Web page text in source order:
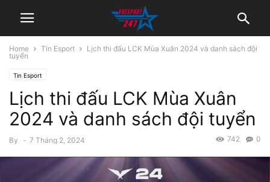
Home Tin Esport
Lịch thi đấu LCK Mùa Xuân 2024 và danh sách đội
tuyển
Tin Esport
Lịch thi đấu LCK Mùa Xuân
2024 và danh sách đội tuyển
By - 7 Tháng 2, 2024 0
742